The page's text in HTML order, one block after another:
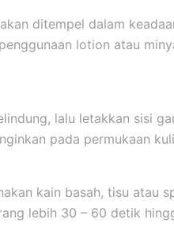
ditempel dalam
lotion atau
lalu letakkan sisi
pada permukaan
kain basah, tisu atau
lebih 30 – 60 detik